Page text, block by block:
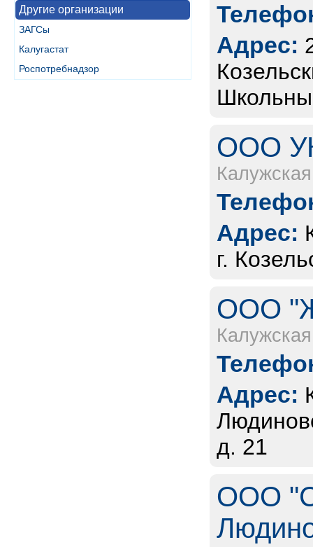
Другие организации
ЗАГСы
Калугастат
Роспотребнадзор
Адрес:
ООО
Адрес:
г.
ООО
Адрес:
д. 21
ООО